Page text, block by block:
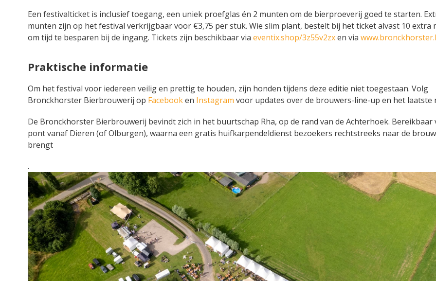
Een festivalticket is inclusief toegang, een uniek proefglas én 2 munten om de bierproeverij goed te starten.
munten zijn op het festival verkrijgbaar voor €3,75 per stuk. Wie slim plant, bestelt bij het ticket alvast 10 extra
om tijd te besparen bij de ingang. Tickets zijn beschikbaar via eventix.shop/3z55v2zxen via
Praktische informatie
Om het festival voor iedereen veilig en prettig te houden, zijn honden tijdens deze editie niet toegestaan. Volg
Bronckhorster Bierbrouwerij op Facebooken Instagram voor updates over de brouwers-line-up en het laatste
De Bronckhorster Bierbrouwerij bevindt zich in het buurtschap Rha, op de rand van de Achterhoek. Bereikbaar
pont vanaf Dieren (of Olburgen), waarna een gratis huifkarpendeldienst bezoekers rechtstreeks naar de
brengt
.